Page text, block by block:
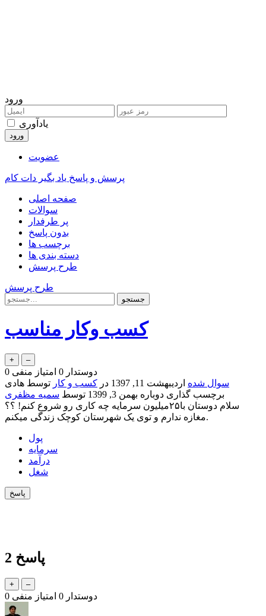
ورود
یادآوری
عضویت
پرسش و پاسخ یاد بگیر دات کام
صفحه اصلی
سوالات
پر طرفدار
بدون پاسخ
برچسب ها
دسته بندی ها
طرح پرسش
طرح پرسش
کسب وکار مناسب
0 دوستدار 0 امتیاز منفی
سوال شده اردیبهشت 11, 1397 در کسب و کار توسط هادی
برچسب گذاری دوباره بهمن 3, 1399 توسط سمیه مظفری
سلام دوستان با۲۵میلیون سرمایه چه کاری رو شروع کنم! ؟؟
مغازه ندارم و توی یک شهرستان کوچک زندگی میکنم.
پول
سرمایه
درآمد
شغل
2 پاسخ
0 دوستدار 0 امتیاز منفی